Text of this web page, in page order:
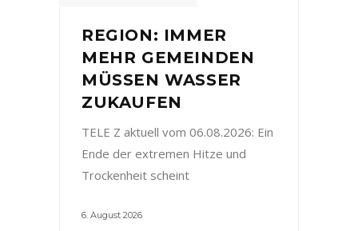
REGION: IMMER
MEHR GEMEINDEN
MÜSSEN WASSER
ZUKAUFEN
TELE Z aktuell vom 06.08.2026: Ein
Ende der extremen Hitze und
Trockenheit scheint
6. August 2026